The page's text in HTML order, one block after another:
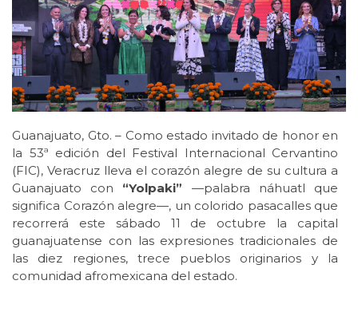
Guanajuato, Gto. – Como estado invitado de honor en
la 53ª edición del Festival Internacional Cervantino
(FIC), Veracruz lleva el corazón alegre de su cultura a
Guanajuato con “Yolpaki” —palabra náhuatl que
significa Corazón alegre—, un colorido pasacalles que
recorrerá este sábado 11 de octubre la capital
guanajuatense con las expresiones tradicionales de
las diez regiones, trece pueblos originarios y la
comunidad afromexicana del estado.